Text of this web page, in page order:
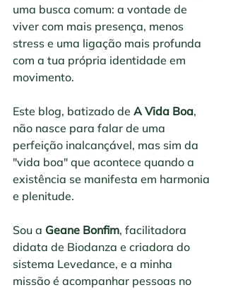
uma busca comum: a vontade de
viver com mais presença, menos
stress e uma ligação mais profunda
com a tua própria identidade em
movimento.
Este blog, batizado de A Vida Boa,
não nasce para falar de uma
perfeição inalcançável, mas sim da
"vida boa" que acontece quando a
existência se manifesta em harmonia
e plenitude.
Sou a Geane Bonfim, facilitadora
didata de Biodanza e criadora do
sistema Levedance, e a minha
missão é acompanhar pessoas no